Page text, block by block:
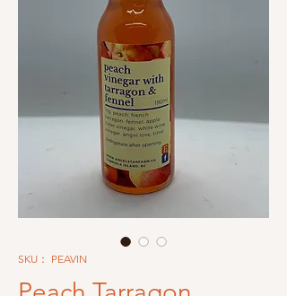
SKU： PEAVIN